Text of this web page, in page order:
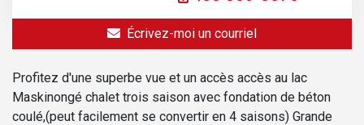
Écrivez-moi un courriel
Profitez d'une superbe vue et un accès accès au lac
Maskinongé chalet trois saison avec fondation de béton
coulé,(peut facilement se convertir en 4 saisons) Grande